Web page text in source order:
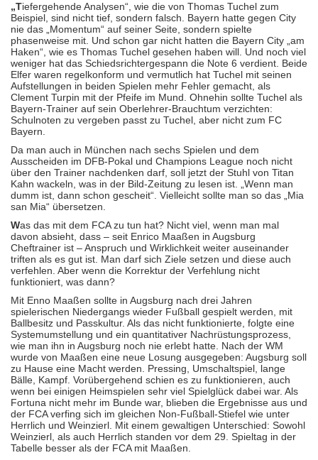
„Tiefergehende Analysen“, wie die von Thomas Tuchel zum
Beispiel, sind nicht tief, sondern falsch. Bayern hatte gegen City
nie das „Momentum“ auf seiner Seite, sondern spielte
phasenweise mit. Und schon gar nicht hatten die Bayern City „am
Haken“, wie es Thomas Tuchel gesehen haben will. Und noch viel
weniger hat das Schiedsrichtergespann die Note 6 verdient. Beide
Elfer waren regelkonform und vermutlich hat Tuchel mit seinen
Aufstellungen in beiden Spielen mehr Fehler gemacht, als
Clement Turpin mit der Pfeife im Mund. Ohnehin sollte Tuchel als
Bayern-Trainer auf sein Oberlehrer-Brauchtum verzichten:
Schulnoten zu vergeben passt zu Tuchel, aber nicht zum FC
Bayern.
Da man auch in München nach sechs Spielen und dem
Ausscheiden im DFB-Pokal und Champions League noch nicht
über den Trainer nachdenken darf, soll jetzt der Stuhl von Titan
Kahn wackeln, was in der Bild-Zeitung zu lesen ist. „Wenn man
dumm ist, dann schon gescheit“. Vielleicht sollte man so das „Mia
san Mia“ übersetzen.
Was das mit dem FCA zu tun hat? Nicht viel, wenn man mal
davon absieht, dass – seit Enrico Maaßen in Augsburg
Cheftrainer ist – Anspruch und Wirklichkeit weiter auseinander
triften als es gut ist. Man darf sich Ziele setzen und diese auch
verfehlen. Aber wenn die Korrektur der Verfehlung nicht
funktioniert, was dann?
Mit Enno Maaßen sollte in Augsburg nach drei Jahren
spielerischen Niedergangs wieder Fußball gespielt werden, mit
Ballbesitz und Passkultur. Als das nicht funktionierte, folgte eine
Systemumstellung und ein quantitativer Nachrüstungsprozess,
wie man ihn in Augsburg noch nie erlebt hatte. Nach der WM
wurde von Maaßen eine neue Losung ausgegeben: Augsburg soll
zu Hause eine Macht werden. Pressing, Umschaltspiel, lange
Bälle, Kampf. Vorübergehend schien es zu funktionieren, auch
wenn bei einigen Heimspielen sehr viel Spielglück dabei war. Als
Fortuna nicht mehr im Bunde war, blieben die Ergebnisse aus und
der FCA verfing sich im gleichen Non-Fußball-Stiefel wie unter
Herrlich und Weinzierl. Mit einem gewaltigen Unterschied: Sowohl
Weinzierl, als auch Herrlich standen vor dem 29. Spieltag in der
Tabelle besser als der FCA mit Maaßen.